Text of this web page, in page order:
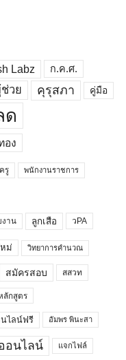
Labz ก.ค.ศ.
วย คุรุสภา คู่มือ
ด
อง
รู พนักงานราชการ
งาน ลูกเสือ วPA
ม่ วิทยาการคำนวณ
สมัครสอบ สสวท
ลักสูตร
ไลน์ฟรี อัมพร พินะสา
อนไลน์ แจกไฟล์